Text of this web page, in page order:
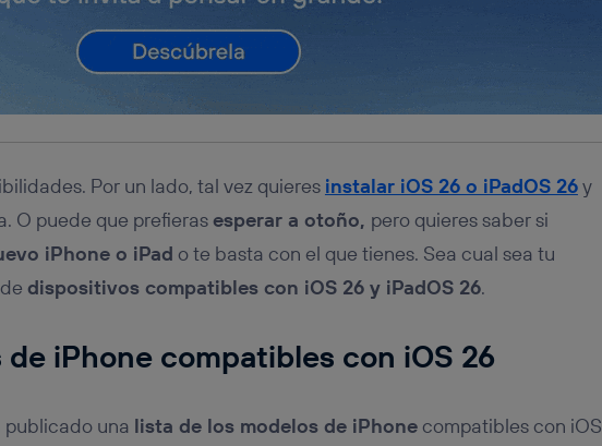
Por un lado, tal vez quieres instalar iOS 26 o iPadOS 26y
O puede que prefierasesperar a otoño, pero quieres saber si
iPhone o iPad o te basta con el que tienes. Sea cual sea tu
dispositivos compatibles con iOS 26 y iPadOS 26.
iPhone compatibles con iOS 26
publicado una lista de los modelos de iPhonecompatibles con iOS